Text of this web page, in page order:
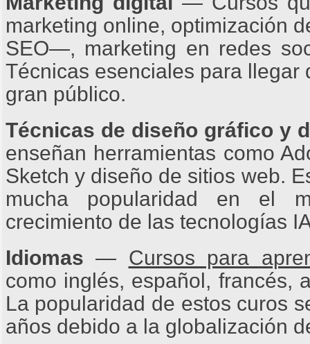
marketing online, optimización
SEO—, marketing en redes
Técnicas esenciales para llegar
gran público.
Técnicas de diseño gráfico y
enseñan herramientas como
Sketch y diseño de sitios web.
mucha popularidad en el
crecimiento de las tecnologías
Idiomas — Cursos para
como inglés, español, francés,
La popularidad de estos curos
años debido a la globalización